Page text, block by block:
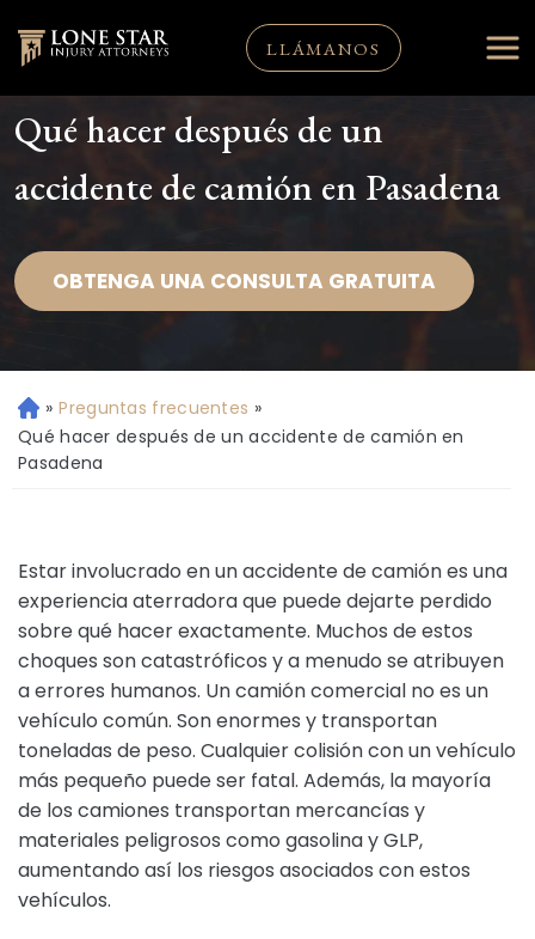
LLÁMANOS
Qué hacer después de un
accidente de camión en Pasadena
OBTENGA UNA CONSULTA GRATUITA
Ini
ci
o
» Preguntas frecuentes »
Qué hacer después de un accidente de camión en
Pasadena
Estar involucrado en un accidente de camión es una
experiencia aterradora que puede dejarte perdido
sobre qué hacer exactamente. Muchos de estos
choques son catastróficos y a menudo se atribuyen
a errores humanos. Un camión comercial no es un
vehículo común. Son enormes y transportan
toneladas de peso. Cualquier colisión con un vehículo
más pequeño puede ser fatal. Además, la mayoría
de los camiones transportan mercancías y
materiales peligrosos como gasolina y GLP,
aumentando así los riesgos asociados con estos
vehículos.